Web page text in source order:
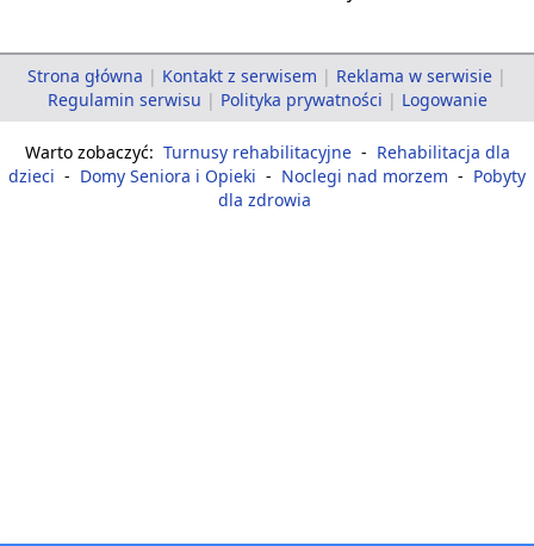
Strona główna | Kontakt z serwisem | Reklama w serwisie |
Regulamin serwisu | Polityka prywatności | Logowanie
Warto zobaczyć: Turnusy rehabilitacyjne - Rehabilitacja dla
dzieci - Domy Seniora i Opieki - Noclegi nad morzem - Pobyty
dla zdrowia